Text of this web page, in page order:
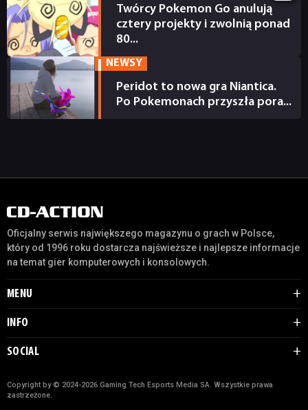
Twórcy Pokemon Go anulują
cztery projekty i zwolnią ponad
80...
NEWSY
Peridot to nowa gra Niantica.
Po Pokemonach przyszła pora...
Oficjalny serwis największego magazynu o grach w Polsce,
który od 1996 roku dostarcza najświeższe i najlepsze informacje
na temat gier komputerowych i konsolowych.
MENU
INFO
SOCIAL
Copyright by © 2024-2026 Gaming Tech Esports Media SA. Wszystkie prawa
zastrzeżone.